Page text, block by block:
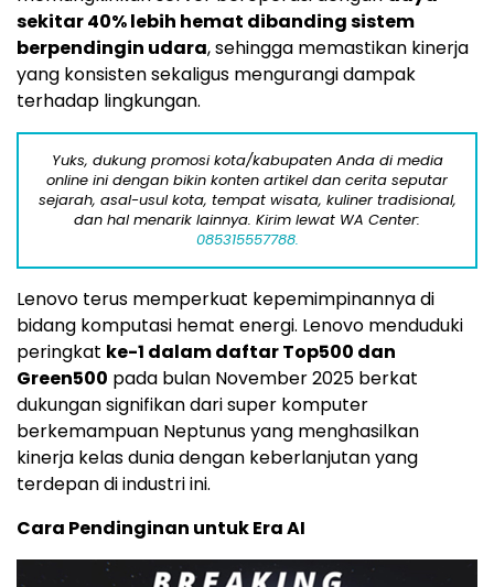
sekitar 40% lebih hemat dibanding sistem
berpendingin udara, sehingga memastikan kinerja
yang konsisten sekaligus mengurangi dampak
terhadap lingkungan.
Yuks, dukung promosi kota/kabupaten Anda di media
online ini dengan bikin konten artikel dan cerita seputar
sejarah, asal-usul kota, tempat wisata, kuliner tradisional,
dan hal menarik lainnya. Kirim lewat WA Center:
085315557788.
Lenovo terus memperkuat kepemimpinannya di
bidang komputasi hemat energi. Lenovo menduduki
peringkat ke-1 dalam daftar Top500 dan
Green500 pada bulan November 2025 berkat
dukungan signifikan dari super komputer
berkemampuan Neptunus yang menghasilkan
kinerja kelas dunia dengan keberlanjutan yang
terdepan di industri ini.
Cara Pendinginan untuk Era AI